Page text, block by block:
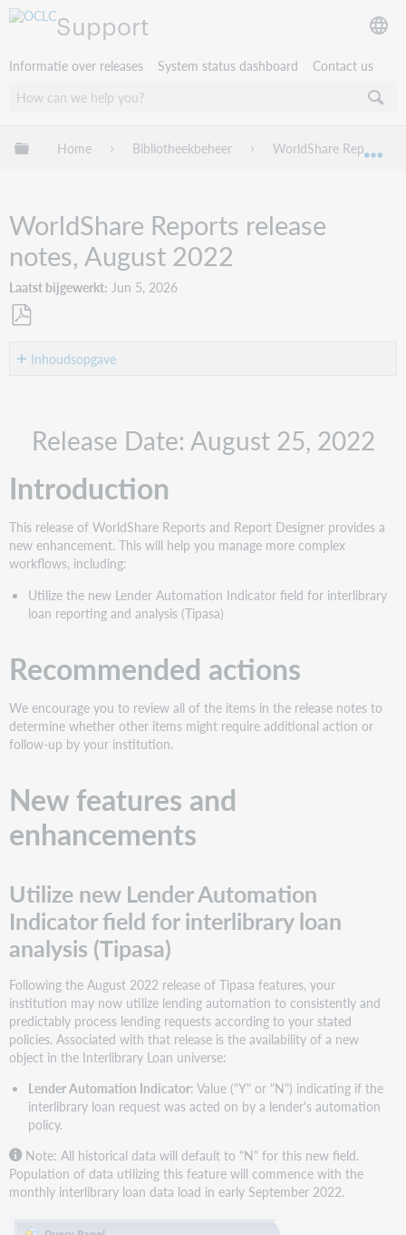
Support
Informatie over releases System status dashboard Contact us
Mondiale hiërarchie uitvouwen / samenvouwen
Home Bibliotheekbeheer WorldShare Reports
WorldShare Reports release
notes, August 2022
Laatst bijgewerkt Jun 5, 2026
als Inhoudsopgave
actions
features
and
Utilize
new
Lender
Automation
Indicator
loan
analysis
(Tipasa)
Support
website(s)
Release Date: August 25, 2022
Introduction
This release of WorldShare Reports and Report Designer provides a
new enhancement. This will help you manage more complex
workflows, including:
Utilize the new Lender Automation Indicator field for interlibrary
loan reporting and analysis (Tipasa)
Recommended actions
We encourage you to review all of the items in the release notes to
determine whether other items might require additional action or
follow-up by your institution.
New features and
enhancements
Utilize new Lender Automation
Indicator field for interlibrary loan
analysis (Tipasa)
Following the August 2022 release of Tipasa features, your
institution may now utilize lending automation to consistently and
predictably process lending requests according to your stated
policies. Associated with that release is the availability of a new
object in the Interlibrary Loan universe:
Lender Automation Indicator: Value ("Y" or "N") indicating if the
interlibrary loan request was acted on by a lender's automation
policy.
Note: All historical data will default to "N" for this new field.
Population of data utilizing this feature will commence with the
monthly interlibrary loan data load in early September 2022.